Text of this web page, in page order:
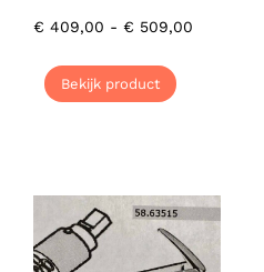
€ 409,00 - € 509,00
Bekijk product